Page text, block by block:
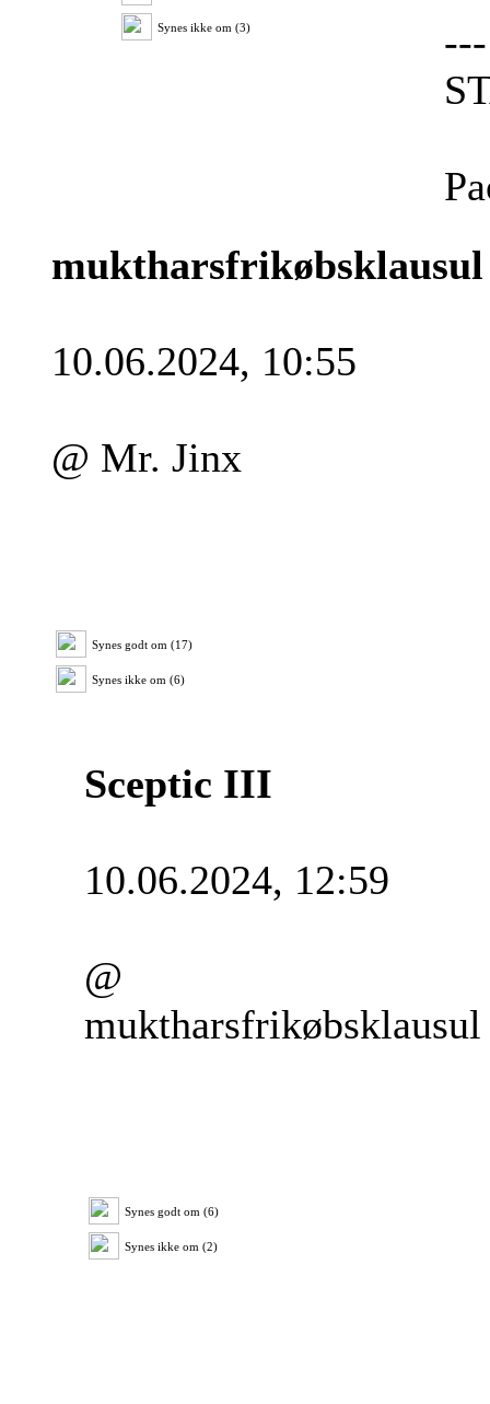
Synes ikke om (3)
---
muktharsfrikøbsklausul
10.06.2024, 10:55
@ Mr. Jinx
Synes godt om (17)
Synes ikke om (6)
Sceptic III
10.06.2024, 12:59
@
muktharsfrikøbsklausul
Synes godt om (6)
Synes ikke om (2)